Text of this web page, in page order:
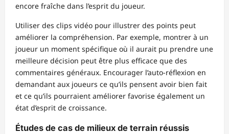
encore fraîche dans l’esprit du joueur.
Utiliser des clips vidéo pour illustrer des points peut
améliorer la compréhension. Par exemple, montrer à un
joueur un moment spécifique où il aurait pu prendre une
meilleure décision peut être plus efficace que des
commentaires généraux. Encourager l’auto-réflexion en
demandant aux joueurs ce qu’ils pensent avoir bien fait
et ce qu’ils pourraient améliorer favorise également un
état d’esprit de croissance.
Études de cas de milieux de terrain réussis